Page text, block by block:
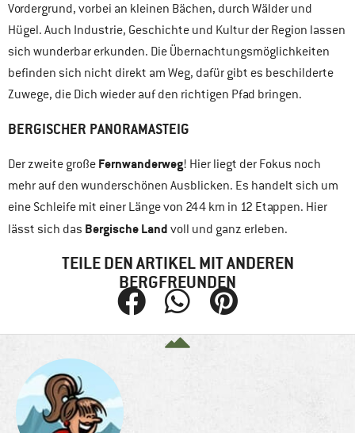
Vordergrund, vorbei an kleinen Bächen, durch Wälder und
Hügel. Auch Industrie, Geschichte und Kultur der Region lassen
sich wunderbar erkunden. Die Übernachtungsmöglichkeiten
befinden sich nicht direkt am Weg, dafür gibt es beschilderte
Zuwege, die Dich wieder auf den richtigen Pfad bringen.
BERGISCHER PANORAMASTEIG
Der zweite große Fernwanderweg! Hier liegt der Fokus noch
mehr auf den wunderschönen Ausblicken. Es handelt sich um
eine Schleife mit einer Länge von 244 km in 12 Etappen. Hier
lässt sich das Bergische Land voll und ganz erleben.
TEILE DEN ARTIKEL MIT ANDEREN
BERGFREUNDEN